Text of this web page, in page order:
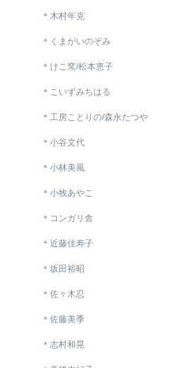
＊木村年克
＊くまがいのぞみ
＊けこ窯/松本恵子
＊こいずみちはる
＊工房ことりの/森永たつや
＊小谷文代
＊小林美風
＊小牧あやこ
＊コンガリ舎
＊近藤佳寿子
＊坂田裕昭
＊佐々木忍
＊佐藤美季
＊志村和晃